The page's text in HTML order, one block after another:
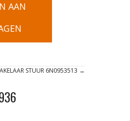
AAN
STUUR 6N0953513 →